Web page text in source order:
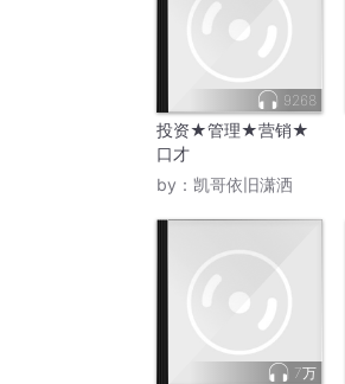
9268
投资★管理★营销★
口才
by： 凯哥依旧潇洒
7万